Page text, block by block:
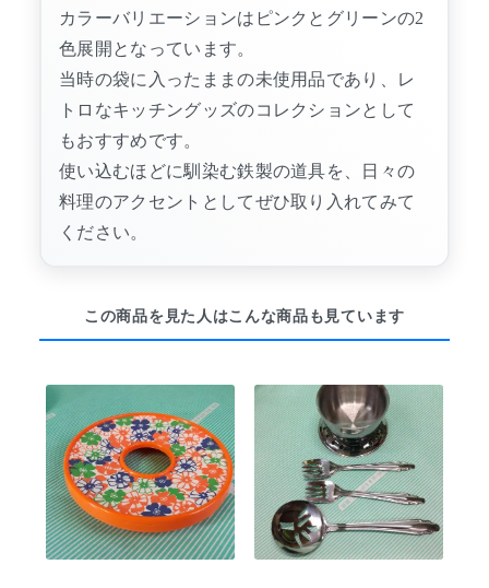
カラーバリエーションはピンクとグリーンの2
色展開となっています。
当時の袋に入ったままの未使用品であり、レ
トロなキッチングッズのコレクションとして
もおすすめです。
使い込むほどに馴染む鉄製の道具を、日々の
料理のアクセントとしてぜひ取り入れてみて
ください。
この商品を見た人はこんな商品も見ています